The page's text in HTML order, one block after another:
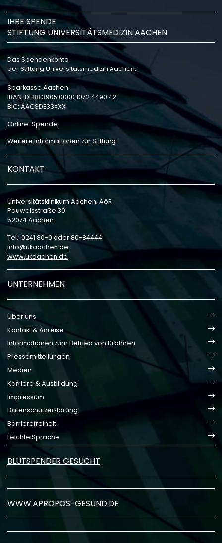
IHRE SPENDE
STIFTUNG UNIVERSITÄTSMEDIZIN AACHEN
Das Spendenkonto
der Stiftung Universitätsmedizin Aachen:
Sparkasse Aachen
IBAN: DE88 3905 0000 1072 4490 42
BIC: AACSDE33XXX
Online-Spende
Weitere Informationen zur Stiftung
KONTAKT
Universitätsklinikum Aachen, AöR
Pauwelsstraße 30
52074 Aachen
Tel.: 0241 80-0 oder 80-84444
info
ukaachen de
www.ukaachen.de
UNTERNEHMEN
Über uns
Kontakt & Anreise
Informationen zum Betrieb von Drohnen
Pressemitteilungen
Medien
Karriere & Ausbildung
Impressum
Datenschutzerklärung
Barrierefreiheit
Leichte Sprache
BLUTSPENDER GESUCHT
WWW.APROPOS-GESUND.DE